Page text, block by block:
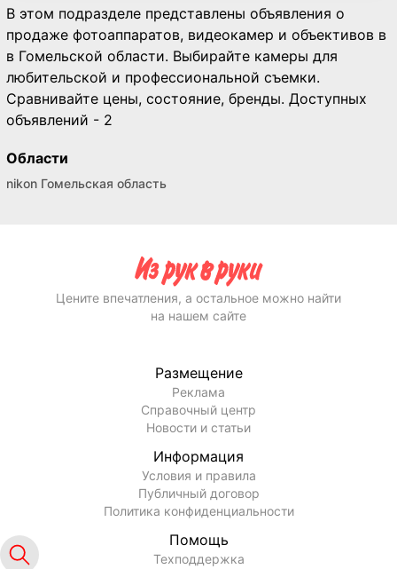
В этом подразделе представлены объявления о
продаже фотоаппаратов, видеокамер и объективов в
в Гомельской области. Выбирайте камеры для
любительской и профессиональной съемки.
Сравнивайте цены, состояние, бренды. Доступных
объявлений - 2
Области
nikon Гомельская область
Цените впечатления, а остальное можно найти
на нашем сайте
Размещение
Реклама
Справочный центр
Новости и статьи
Информация
Условия и правила
Публичный договор
Политика конфиденциальности
Помощь
Техподдержка